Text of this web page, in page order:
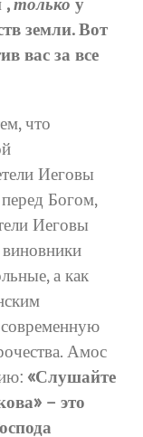
земли. Вот
вас за все
что
Иеговы
Богом,
Иеговы
а как
Амос
«Слушайте
– это